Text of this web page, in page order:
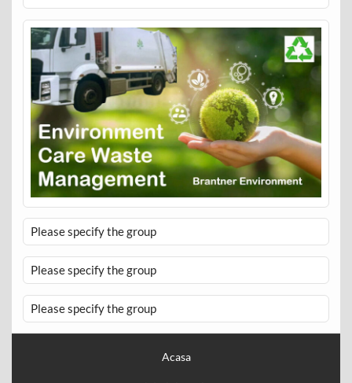
Please specify the group
Please specify the group
Please specify the group
Acasa